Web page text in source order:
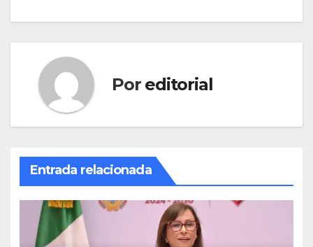
Por editorial
Entrada relacionada